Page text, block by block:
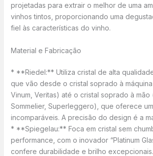
projetadas para extrair o melhor de uma
vinhos tintos, proporcionando uma
fiel às características do vinho.
Material e Fabricação
* **Riedel:** Utiliza cristal de alta
que vão desde o cristal soprado à
Vinum, Veritas) até o cristal soprado à mão
Sommelier, Superleggero), que oferece
incomparáveis. A precisão do design é a
* **Spiegelau:** Foca em cristal sem
performance, com o inovador “Platinum
confere durabilidade e brilho